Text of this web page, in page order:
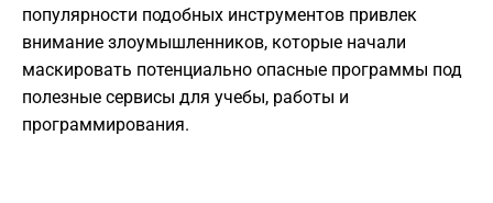
популярности подобных инструментов привлек
внимание злоумышленников, которые начали
маскировать потенциально опасные программы под
полезные сервисы для учебы, работы и
программирования.